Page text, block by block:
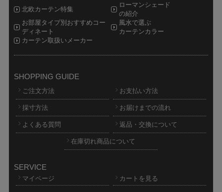
北欧カーテン特集
ローマンシェード
の紹介
お部屋タイプ別おすすめコー
ディネート
風水で選ぶ
カーテンカラー
カーテン取扱いメーカー
SHOPPING GUIDE
ご注文方法 お支払い方法
採寸方法 お届けまでの流れ
よくある質問 返品・交換について
在庫切れ商品について
SERVICE
マイページ カートを見る